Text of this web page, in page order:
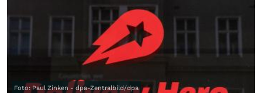
Foto: Paul Zinken - dpa-Zentralbild/dpa